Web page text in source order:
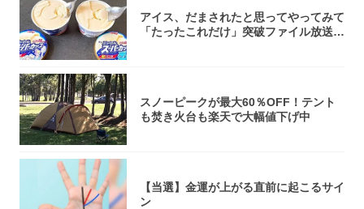
アイス、だまされたと思ってやってみて
「たったこれだけ」突破ファイル放送で
スノーピークが最大60％OFF！テント
も焚き火台も楽天で大幅値下げ中
【当選】金運が上がる直前に起こるサイ
ン